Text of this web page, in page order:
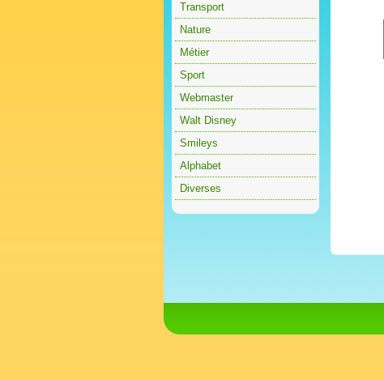
Transport
Nature
Métier
Sport
Webmaster
Walt Disney
Smileys
Alphabet
Diverses